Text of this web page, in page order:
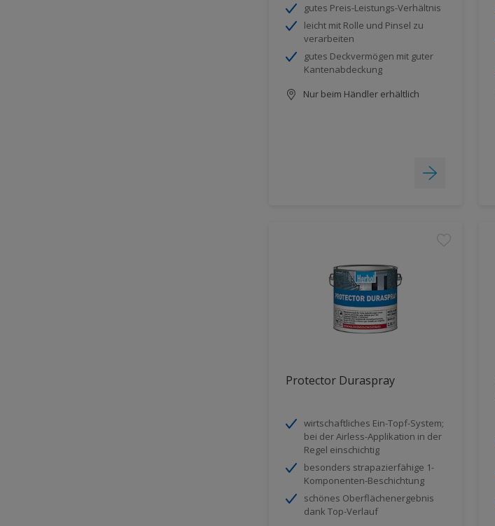
gutes Preis-Leistungs-Verhältnis
leicht mit Rolle und Pinsel zu
verarbeiten
gutes Deckvermögen mit guter
Kantenabdeckung
Nur beim Händler erhältlich
Protector Duraspray
wirtschaftliches Ein-Topf-System;
bei der Airless-Applikation in der
Regel einschichtig
besonders strapazierfähige 1-
Komponenten-Beschichtung
schönes Oberflächenergebnis
dank Top-Verlauf